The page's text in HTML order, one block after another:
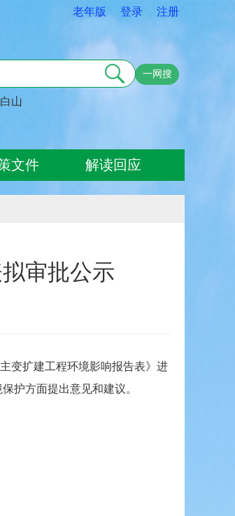
老年版 登录 注册
白山
一网搜
文件 解读回应
审批公示
变扩建工程环境影响报告表》进
护方面提出意见和建议。